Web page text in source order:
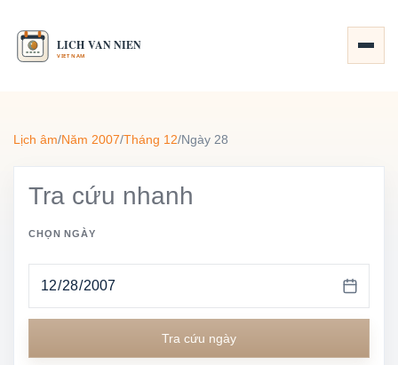
Lịch âm/Năm 2007/Tháng 12/Ngày 28
Tra cứu nhanh
CHỌN NGÀY
Tra cứu ngày